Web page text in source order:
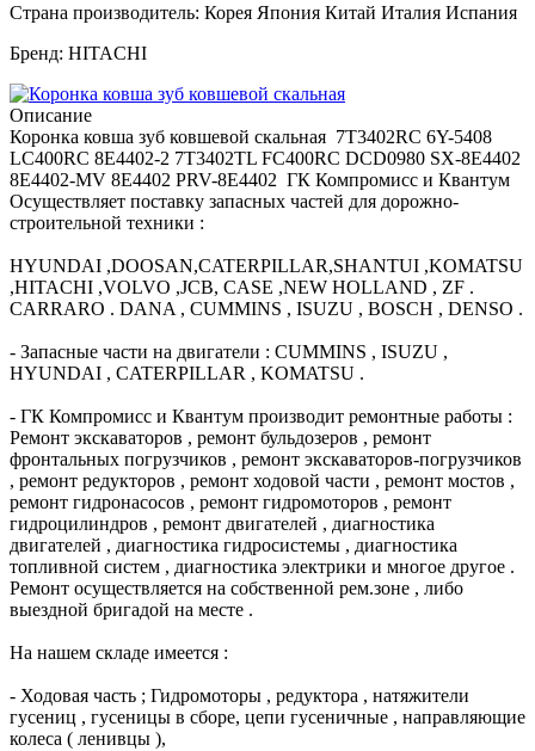
Страна производитель: Корея Япония Китай Италия Испания
Бренд: HITACHI
Описание
Коронка ковша зуб ковшевой скальная 7T3402RC 6Y-5408
LC400RC 8E4402-2 7T3402TL FC400RC DCD0980 SX-8E4402
8E4402-MV 8E4402 PRV-8E4402 ГК Компромисс и Квантум
Осуществляет поставку запасных частей для дорожно-
строительной техники :
HYUNDAI ,DOOSAN,CATERPILLAR,SHANTUI ,KOMATSU
,HITACHI ,VOLVO ,JCB, CASE ,NEW HOLLAND , ZF .
CARRARO . DANA , CUMMINS , ISUZU , BOSCH , DENSO .
- Запасные части на двигатели : CUMMINS , ISUZU ,
HYUNDAI , CATERPILLAR , KOMATSU .
- ГК Компромисс и Квантум производит ремонтные работы :
Ремонт экскаваторов , ремонт бульдозеров , ремонт
фронтальных погрузчиков , ремонт экскаваторов-погрузчиков
, ремонт редукторов , ремонт ходовой части , ремонт мостов ,
ремонт гидронасосов , ремонт гидромоторов , ремонт
гидроцилиндров , ремонт двигателей , диагностика
двигателей , диагностика гидросистемы , диагностика
топливной систем , диагностика электрики и многое другое .
Ремонт осуществляется на собственной рем.зоне , либо
выездной бригадой на месте .
На нашем складе имеется :
- Ходовая часть ; Гидромоторы , редуктора , натяжители
гусениц , гусеницы в сборе, цепи гусеничные , направляющие
колеса ( ленивцы ),